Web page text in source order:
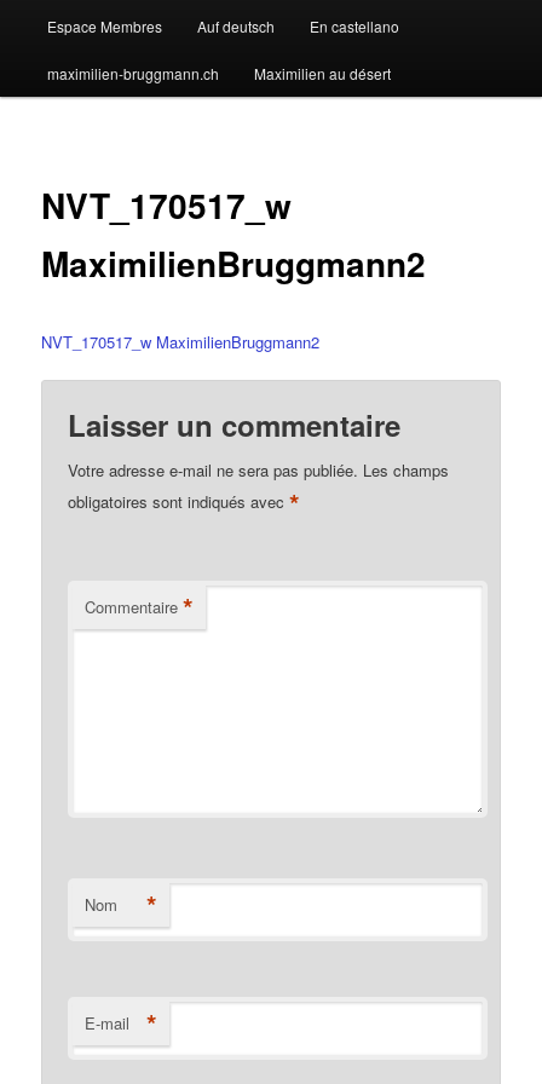
Espace Membres Auf deutsch En castellano
maximilien-bruggmann.ch Maximilien au désert
NVT_170517_w
MaximilienBruggmann2
NVT_170517_w MaximilienBruggmann2
Laisser un commentaire
Votre adresse e-mail ne sera pas publiée. Les champs
obligatoires sont indiqués avec*
Commentaire *
Nom *
E-mail *